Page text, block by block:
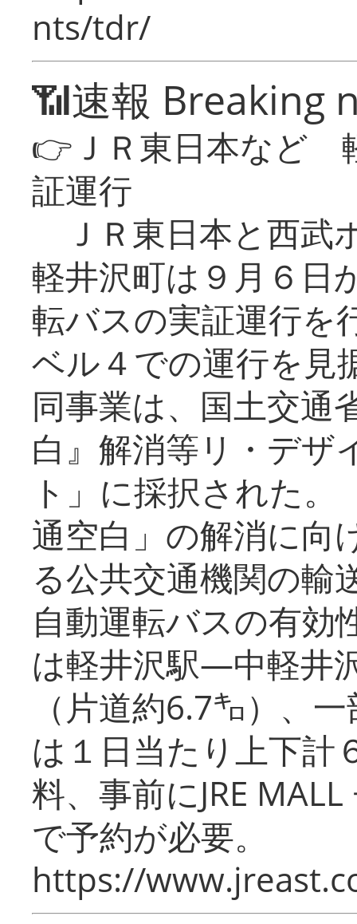
nts/tdr/
📶速報 Breaking
👉ＪＲ東日本など
証運行
ＪＲ東日本と西武
軽井沢町は９月６日
転バスの実証運行を
ベル４での運行を見
同事業は、国土交通
白』解消等リ・デザ
ト」に採択された
通空白」の解消に向
る公共交通機関の輸
自動運転バスの有効
は軽井沢駅―中軽井
（片道約6.7㌔）、
は１日当たり上下計
料、事前にJRE
で予約が必要。
https://